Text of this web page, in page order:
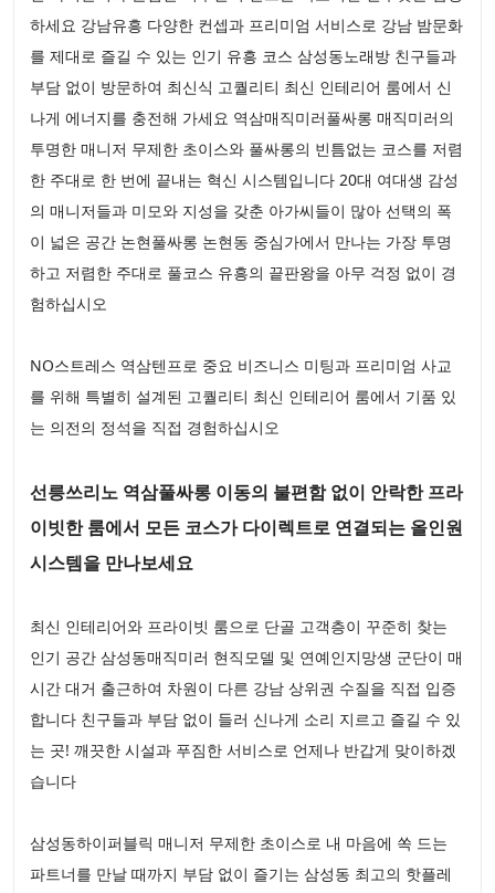
하세요 강남유흥 다양한 컨셉과 프리미엄 서비스로 강남 밤문화
를 제대로 즐길 수 있는 인기 유흥 코스 삼성동노래방 친구들과
부담 없이 방문하여 최신식 고퀄리티 최신 인테리어 룸에서 신
나게 에너지를 충전해 가세요 역삼매직미러풀싸롱 매직미러의
투명한 매니저 무제한 초이스와 풀싸롱의 빈틈없는 코스를 저렴
한 주대로 한 번에 끝내는 혁신 시스템입니다 20대 여대생 감성
의 매니저들과 미모와 지성을 갖춘 아가씨들이 많아 선택의 폭
이 넓은 공간 논현풀싸롱 논현동 중심가에서 만나는 가장 투명
하고 저렴한 주대로 풀코스 유흥의 끝판왕을 아무 걱정 없이 경
험하십시오
NO스트레스 역삼텐프로 중요 비즈니스 미팅과 프리미엄 사교
를 위해 특별히 설계된 고퀄리티 최신 인테리어 룸에서 기품 있
는 의전의 정석을 직접 경험하십시오
선릉쓰리노 역삼풀싸롱 이동의 불편함 없이 안락한 프라
이빗한 룸에서 모든 코스가 다이렉트로 연결되는 올인원
시스템을 만나보세요
최신 인테리어와 프라이빗 룸으로 단골 고객층이 꾸준히 찾는
인기 공간 삼성동매직미러 현직모델 및 연예인지망생 군단이 매
시간 대거 출근하여 차원이 다른 강남 상위권 수질을 직접 입증
합니다 친구들과 부담 없이 들러 신나게 소리 지르고 즐길 수 있
는 곳! 깨끗한 시설과 푸짐한 서비스로 언제나 반갑게 맞이하겠
습니다
삼성동하이퍼블릭 매니저 무제한 초이스로 내 마음에 쏙 드는
파트너를 만날 때까지 부담 없이 즐기는 삼성동 최고의 핫플레